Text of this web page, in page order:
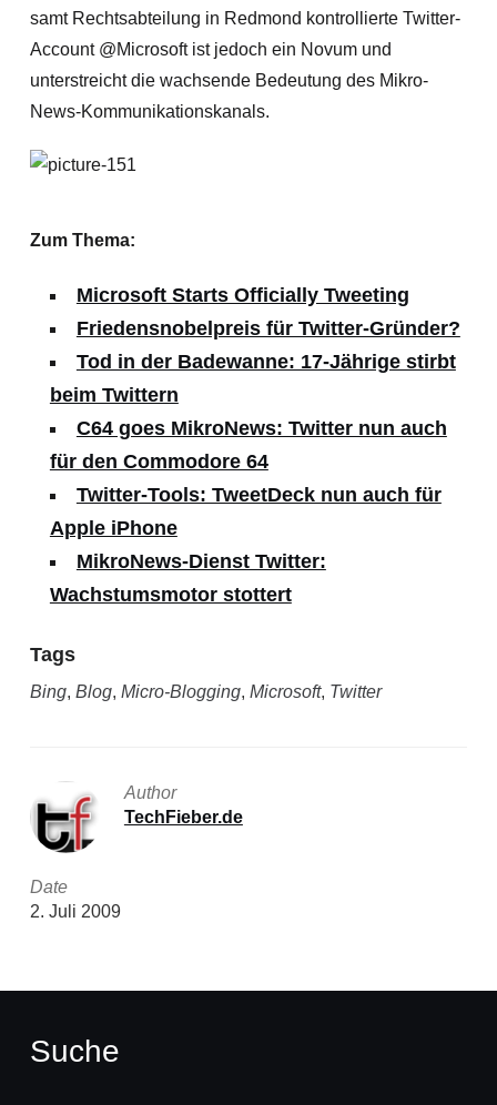
samt Rechtsabteilung in Redmond kontrollierte Twitter-
Account @Microsoft ist jedoch ein Novum und
unterstreicht die wachsende Bedeutung des Mikro-
News-Kommunikationskanals.
Zum Thema:
Microsoft Starts Officially Tweeting
Friedensnobelpreis für Twitter-Gründer?
Tod in der Badewanne: 17-Jährige stirbt
beim Twittern
C64 goes MikroNews: Twitter nun auch
für den Commodore 64
Twitter-Tools: TweetDeck nun auch für
Apple iPhone
MikroNews-Dienst Twitter:
Wachstumsmotor stottert
Tags
Bing, Blog, Micro-Blogging, Microsoft, Twitter
Author
TechFieber.de
Date
2. Juli 2009
Suche